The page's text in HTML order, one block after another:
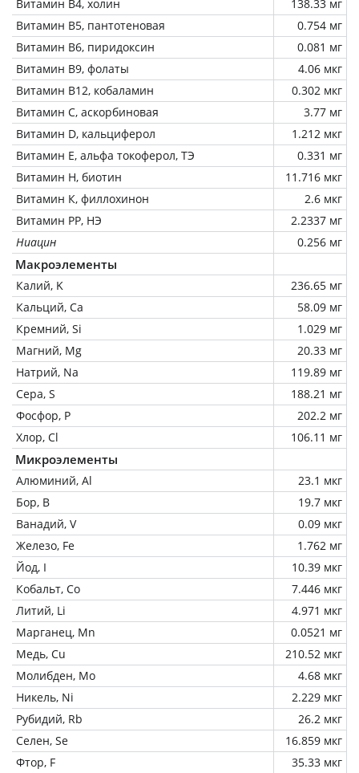
Витамин В4, холин
138.33 мг
Витамин В5, пантотеновая
0.754 мг
Витамин В6, пиридоксин
0.081 мг
Витамин В9, фолаты
4.06 мкг
Витамин В12, кобаламин
0.302 мкг
Витамин C, аскорбиновая
3.77 мг
Витамин D, кальциферол
1.212 мкг
Витамин Е, альфа токоферол, ТЭ
0.331 мг
Витамин Н, биотин
11.716 мкг
Витамин К, филлохинон
2.6 мкг
Витамин РР, НЭ
2.2337 мг
Ниацин
0.256 мг
Макроэлементы
Калий, K
236.65 мг
Кальций, Ca
58.09 мг
Кремний, Si
1.029 мг
Магний, Mg
20.33 мг
Натрий, Na
119.89 мг
Сера, S
188.21 мг
Фосфор, P
202.2 мг
Хлор, Cl
106.11 мг
Микроэлементы
Алюминий, Al
23.1 мкг
Бор, B
19.7 мкг
Ванадий, V
0.09 мкг
Железо, Fe
1.762 мг
Йод, I
10.39 мкг
Кобальт, Co
7.446 мкг
Литий, Li
4.971 мкг
Марганец, Mn
0.0521 мг
Медь, Cu
210.52 мкг
Молибден, Mo
4.68 мкг
Никель, Ni
2.229 мкг
Рубидий, Rb
26.2 мкг
Селен, Se
16.859 мкг
Фтор, F
35.33 мкг